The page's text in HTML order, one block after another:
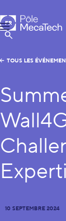
Pôle MecaTech
Menu
Afficher la
FR
EN
TOUS LES
10 SEPTEMBRE 2024